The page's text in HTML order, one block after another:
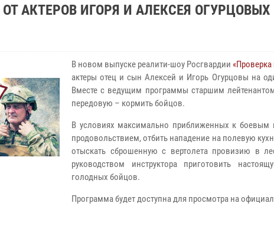
АКТЕРОВ ИГОРЯ И АЛЕКСЕЯ ОГУРЦОВЫХ
В новом выпуске реалити-шоу Росгвардии «Проверка
актеры отец и сын Алексей и Игорь Огурцовы на
Вместе с ведущим программы старшим
передовую – кормить бойцов.
В условиях максимально приближенных к боевым
продовольствием, отбить нападение на полевую
отыскать сброшенную с вертолета провизию в
руководством инструктора приготовить
голодных бойцов.
Программа будет доступна для просмотра на